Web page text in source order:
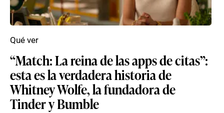
“Match: La reina de las apps de citas”:
esta es la verdadera historia de
Whitney Wolfe, la fundadora de
Tinder y Bumble
Qué ver